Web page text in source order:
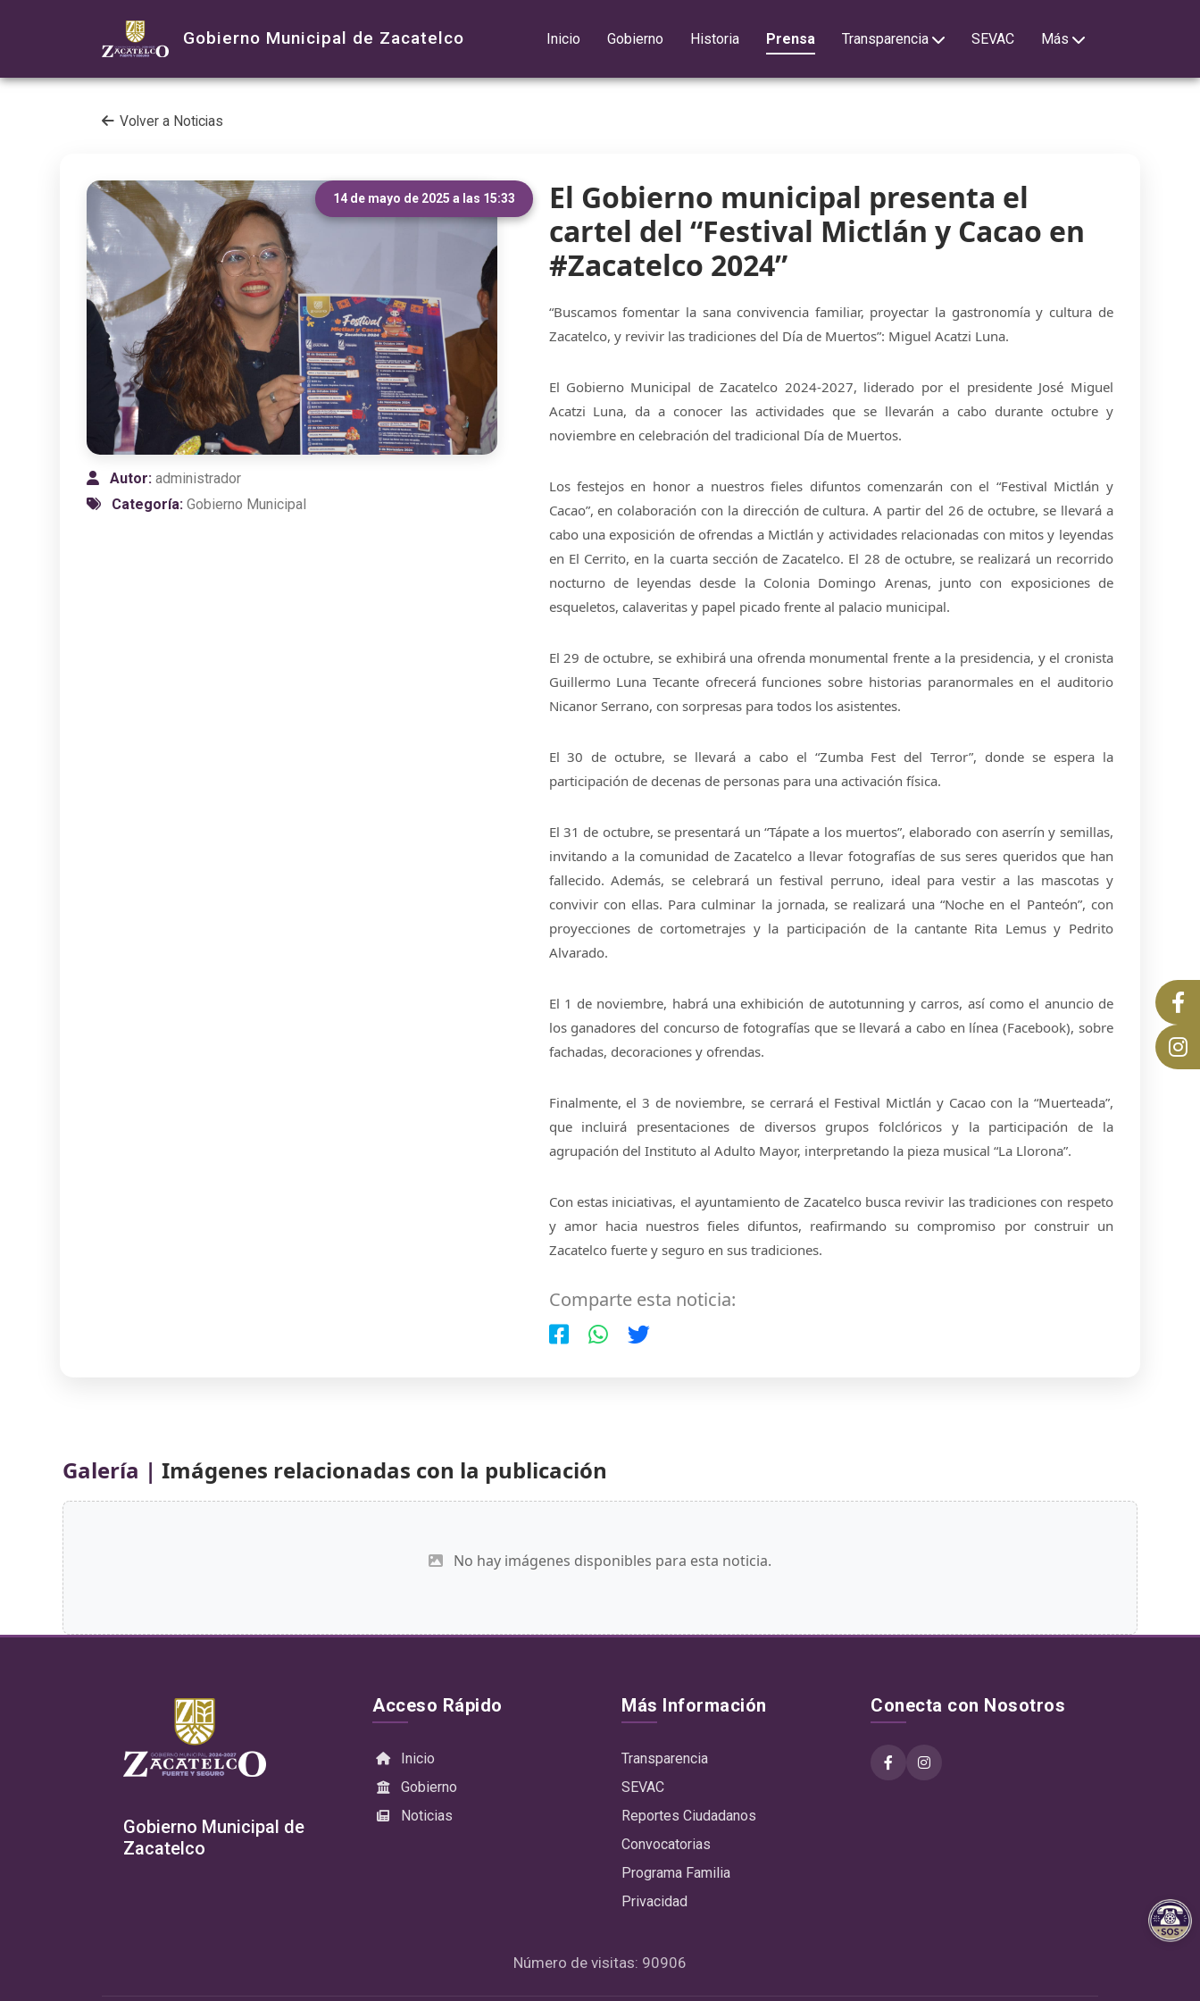
Gobierno Municipal de Zacatelco Inicio Gobierno Historia Prensa Transparencia SEVAC Más
Volver a Noticias
14 de mayo de 2025 a las 15:33
Autor:administrador
Categoría:Gobierno Municipal
El Gobierno municipal presenta el
cartel del “Festival Mictlán y Cacao en
#Zacatelco 2024”
“Buscamos fomentar la sana convivencia familiar, proyectar la gastronomía y cultura de
Zacatelco, y revivir las tradiciones del Día de Muertos”: Miguel Acatzi Luna.
El Gobierno Municipal de Zacatelco 2024-2027, liderado por el presidente José Miguel
Acatzi Luna, da a conocer las actividades que se llevarán a cabo durante octubre y
noviembre en celebración del tradicional Día de Muertos.
Los festejos en honor a nuestros fieles difuntos comenzarán con el “Festival Mictlán y
Cacao”, en colaboración con la dirección de cultura. A partir del 26 de octubre, se llevará a
cabo una exposición de ofrendas a Mictlán y actividades relacionadas con mitos y leyendas
en El Cerrito, en la cuarta sección de Zacatelco. El 28 de octubre, se realizará un recorrido
nocturno de leyendas desde la Colonia Domingo Arenas, junto con exposiciones de
esqueletos, calaveritas y papel picado frente al palacio municipal.
El 29 de octubre, se exhibirá una ofrenda monumental frente a la presidencia, y el cronista
Guillermo Luna Tecante ofrecerá funciones sobre historias paranormales en el auditorio
Nicanor Serrano, con sorpresas para todos los asistentes.
El 30 de octubre, se llevará a cabo el “Zumba Fest del Terror”, donde se espera la
participación de decenas de personas para una activación física.
El 31 de octubre, se presentará un “Tápate a los muertos”, elaborado con aserrín y semillas,
invitando a la comunidad de Zacatelco a llevar fotografías de sus seres queridos que han
fallecido. Además, se celebrará un festival perruno, ideal para vestir a las mascotas y
convivir con ellas. Para culminar la jornada, se realizará una “Noche en el Panteón”, con
proyecciones de cortometrajes y la participación de la cantante Rita Lemus y Pedrito
Alvarado.
El 1 de noviembre, habrá una exhibición de autotunning y carros, así como el anuncio de
los ganadores del concurso de fotografías que se llevará a cabo en línea (Facebook), sobre
fachadas, decoraciones y ofrendas.
Finalmente, el 3 de noviembre, se cerrará el Festival Mictlán y Cacao con la “Muerteada”,
que incluirá presentaciones de diversos grupos folclóricos y la participación de la
agrupación del Instituto al Adulto Mayor, interpretando la pieza musical “La Llorona”.
Con estas iniciativas, el ayuntamiento de Zacatelco busca revivir las tradiciones con respeto
y amor hacia nuestros fieles difuntos, reafirmando su compromiso por construir un
Zacatelco fuerte y seguro en sus tradiciones.
Comparte esta noticia:
Galería | Imágenes relacionadas con la publicación
No hay imágenes disponibles para esta noticia.
Gobierno Municipal de
Zacatelco
Acceso Rápido
Inicio
Gobierno
Noticias
Más Información
Transparencia
SEVAC
Reportes Ciudadanos
Convocatorias
Programa Familia
Privacidad
Conecta con Nosotros
Número de visitas: 90906